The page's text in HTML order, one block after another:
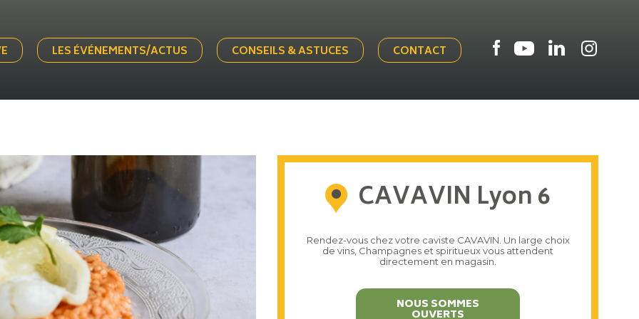
LES ÉVÉNEMENTS/ACTUS CONSEILS & ASTUCES CONTACT
CAVAVIN Lyon 6
Rendez-vous chez votre caviste CAVAVIN. Un large choix
de vins, Champagnes et spiritueux vous attendent
directement en magasin.
NOUS SOMMES
OUVERTS